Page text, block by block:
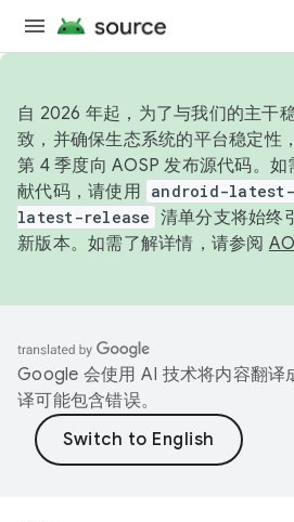
自 2026 年起，为了与我们的主干
致，并确保生态系统的平台稳定性
第 4 季度向 AOSP 发布源代码。
献代码，请使用 android-
latest-release 清单分支将始终
新版本。如需了解详情，请参阅
Google 会使用 AI 技术将内容翻译
译可能包含错误。